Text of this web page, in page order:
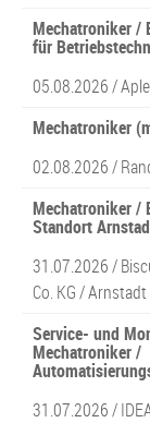
Mechatroniker /
für
05.08.2026 /
Mechatroniker
02.08.2026 /
Mechatroniker /
Standort
31.07.2026 /
Co. KG/ Arnstadt
Service- und
Mechatroniker /
31.07.2026 /